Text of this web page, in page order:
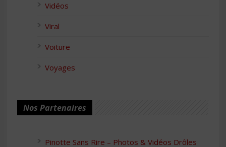
Vidéos
Viral
Voiture
Voyages
Nos Partenaires
Pinotte Sans Rire – Photos & Vidéos Drôles